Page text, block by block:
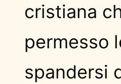
cristiana
permesso
spandersi